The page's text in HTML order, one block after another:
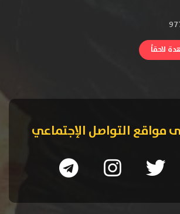
لاحقاً
مواقع التواصل الإجتماعي